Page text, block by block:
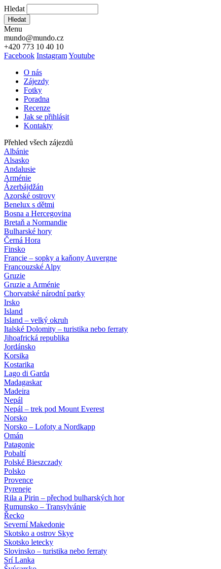
Hledat
Hledat
Menu
mundo@mundo.cz
+420 773 10 40 10
Facebook InstagramYoutube
O nás
Zájezdy
Fotky
Poradna
Recenze
Jak se přihlásit
Kontakty
Přehled všech zájezdů
Albánie
Alsasko
Andalusie
Arménie
Ázerbájdžán
Azorské ostrovy
Benelux s dětmi
Bosna a Hercegovina
Bretaň a Normandie
Bulharské hory
Černá Hora
Finsko
Francie – sopky a kaňony Auvergne
Francouzské Alpy
Gruzie
Gruzie a Arménie
Chorvatské národní parky
Irsko
Island
Island – velký okruh
Italské Dolomity – turistika nebo ferraty
Jihoafrická republika
Jordánsko
Korsika
Kostarika
Lago di Garda
Madagaskar
Madeira
Nepál
Nepál – trek pod Mount Everest
Norsko
Norsko – Lofoty a Nordkapp
Omán
Patagonie
Pobaltí
Polské Bieszczady
Polsko
Provence
Pyreneje
Rila a Pirin – přechod bulharských hor
Rumunsko – Transylvánie
Řecko
Severní Makedonie
Skotsko a ostrov Skye
Skotsko letecky
Slovinsko – turistika nebo ferraty
Srí Lanka